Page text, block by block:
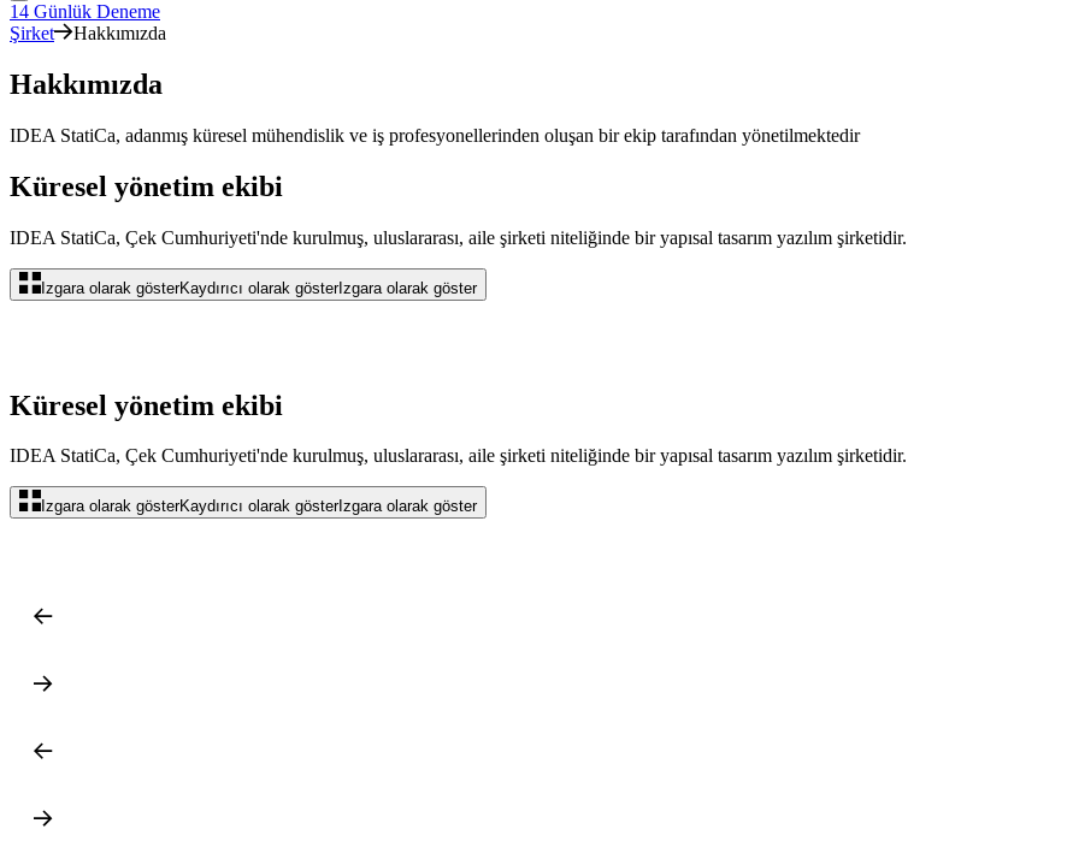
14 Günlük Deneme
Şirket
Hakkımızda
Hakkımızda
IDEA StatiCa, adanmış küresel mühendislik ve iş profesyonellerinden oluşan bir ekip tarafından yönetilmektedir
Küresel yönetim ekibi
IDEA StatiCa, Çek Cumhuriyeti'nde kurulmuş, uluslararası, aile şirketi niteliğinde bir yapısal tasarım yazılım şirketidir.
Izgara olarak gösterKaydırıcı olarak gösterIzgara olarak göster
Küresel yönetim ekibi
IDEA StatiCa, Çek Cumhuriyeti'nde kurulmuş, uluslararası, aile şirketi niteliğinde bir yapısal tasarım yazılım şirketidir.
Izgara olarak gösterKaydırıcı olarak gösterIzgara olarak göster